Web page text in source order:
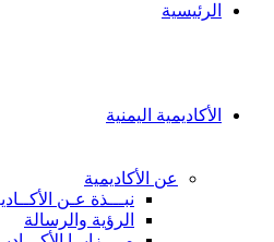
الرئيسية
الأكاديمية اليمنية
عن الأكاديمية
نبـــذة عـن
الرؤية والرسالة